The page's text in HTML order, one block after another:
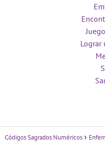
Lograr
Códigos Sagrados Numéricos